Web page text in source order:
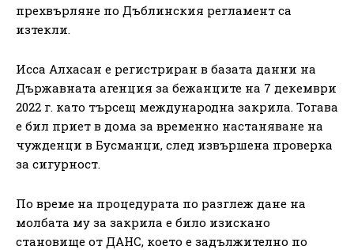
прехвърляне по Дъблинския регламент са
изтекли.
Исса Алхасан е регистриран в базата данни на
Държавната агенция за бежанците на 7 декември
2022 г. като търсещ международна закрила. Тогава
е бил приет в дома за временно настаняване на
чужденци в Бусманци, след извършена проверка
за сигурност.
По време на процедурата по разглеж дане на
молбата му за закрила е било изискано
становище от ДАНС, което е задължително по